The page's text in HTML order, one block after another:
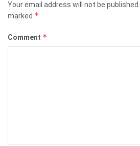
Your email address will not be published.
marked *
Comment *